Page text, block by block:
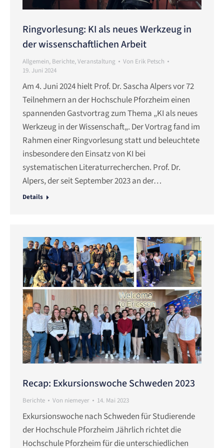
Ringvorlesung: KI als neues Werkzeug in
der wissenschaftlichen Arbeit
Allgemein, Berichte,Veranstaltung Von Erik Petsch
19. Juni 2024
Am 4. Juni 2024 hielt Prof. Dr. Sascha Alpers vor 72
Teilnehmern an der Hochschule Pforzheim einen
spannenden Gastvortrag zum Thema „KI als neues
Werkzeug in der Wissenschaft„. Der Vortrag fand im
Rahmen einer Ringvorlesung statt und beleuchtete
insbesondere den Einsatz von KI bei
systematischen Literaturrecherchen. Prof. Dr.
Alpers, der seit September 2023 an der…
Details
Recap: Exkursionswoche Schweden 2023
Berichte Von niemeyer 14. Mai 2023
Exkursionswoche nach Schweden für Studierende
der Hochschule Pforzheim Jährlich richtet die
Hochschule Pforzheim für die unterschiedlichen